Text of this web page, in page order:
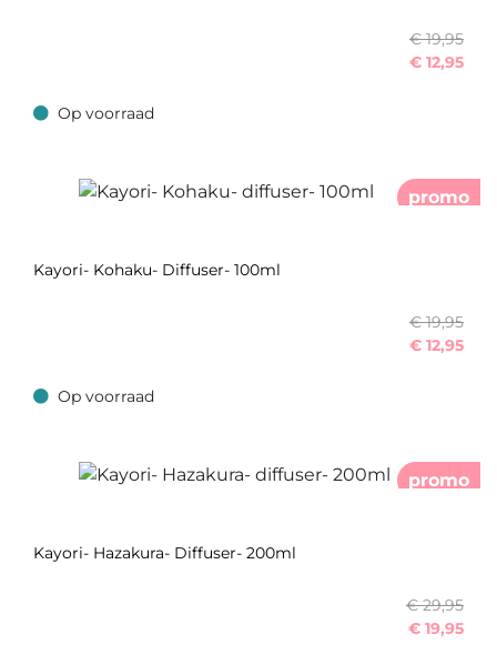
€ 19,95
€ 12,95
Op voorraad
Op voorraad
promo
Kayori- Kohaku- Diffuser- 100ml
€ 19,95
€ 12,95
Op voorraad
Op voorraad
promo
Kayori- Hazakura- Diffuser- 200ml
€ 29,95
€ 19,95